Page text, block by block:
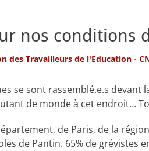
nos conditions
des Travailleurs de l'Education -
se sont rassemblé.e.s devant
de monde à cet endroit…
de Paris, de la
de Pantin. 65% de grévistes